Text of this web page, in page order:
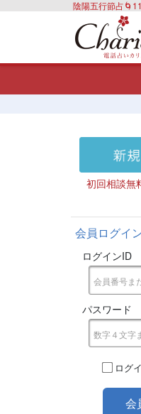
陰陽五行節占
初回相談無
会員ログイ
ログインID
パスワード
ログ